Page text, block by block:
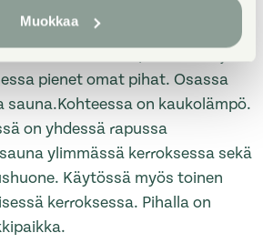
Muokkaa
Viikin
pienet omat pihat. Osassa
sauna.Kohteessa on kaukolämpö.
on yhdessä rapussa
ylimmässä kerroksessa sekä
Käytössä myös toinen
kerroksessa. Pihalla on